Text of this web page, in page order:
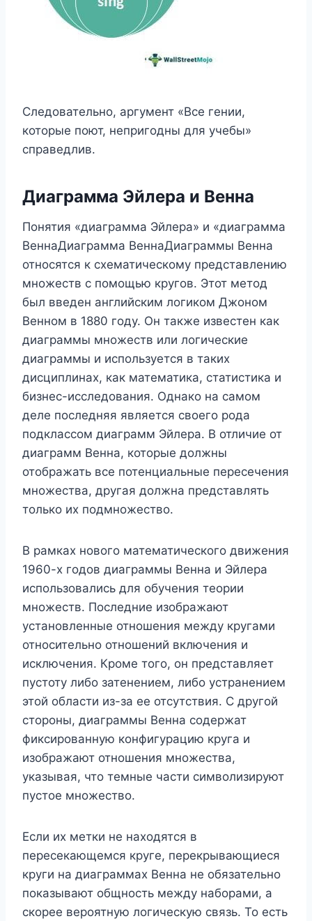
Следовательно, аргумент «Все гении,
которые поют, непригодны для учебы»
справедлив.
Диаграмма Эйлера и Венна
Понятия «диаграмма Эйлера» и «диаграмма
ВеннаДиаграмма ВеннаДиаграммы Венна
относятся к схематическому представлению
множеств с помощью кругов. Этот метод
был введен английским логиком Джоном
Венном в 1880 году. Он также известен как
диаграммы множеств или логические
диаграммы и используется в таких
дисциплинах, как математика, статистика и
бизнес-исследования. Однако на самом
деле последняя является своего рода
подклассом диаграмм Эйлера. В отличие от
диаграмм Венна, которые должны
отображать все потенциальные пересечения
множества, другая должна представлять
только их подмножество.
В рамках нового математического движения
1960-х годов диаграммы Венна и Эйлера
использовались для обучения теории
множеств. Последние изображают
установленные отношения между кругами
относительно отношений включения и
исключения. Кроме того, он представляет
пустоту либо затенением, либо устранением
этой области из-за ее отсутствия. С другой
стороны, диаграммы Венна содержат
фиксированную конфигурацию круга и
изображают отношения множества,
указывая, что темные части символизируют
пустое множество.
Если их метки не находятся в
пересекающемся круге, перекрывающиеся
круги на диаграммах Венна не обязательно
показывают общность между наборами, а
скорее вероятную логическую связь. То есть